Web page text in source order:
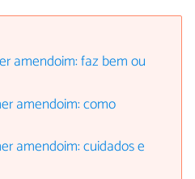
amendoim: faz bem ou
amendoim: como
amendoim: cuidados e